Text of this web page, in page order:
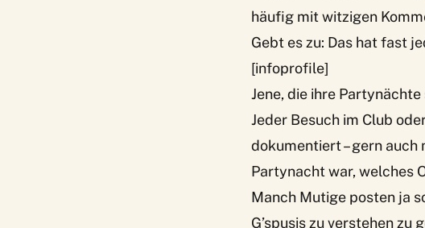
häufig mit witzigen
Gebt es zu: Das hat fast
[infoprofile]
Jene, die ihre
Jeder Besuch im Club
dokumentiert – gern
Partynacht war, welches
Manch Mutige posten ja
G’spusis zu verstehen zu